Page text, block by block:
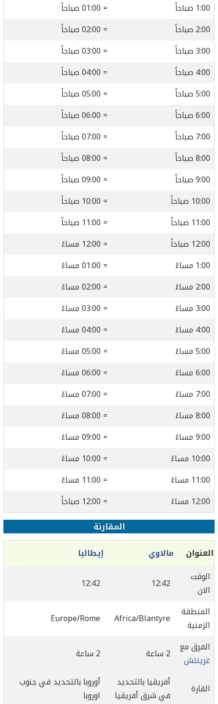
1:00 صباحاً
= 01:00 صباحاً
2:00 صباحاً
= 02:00 صباحاً
3:00 صباحاً
= 03:00 صباحاً
4:00 صباحاً
= 04:00 صباحاً
5:00 صباحاً
= 05:00 صباحاً
6:00 صباحاً
= 06:00 صباحاً
7:00 صباحاً
= 07:00 صباحاً
8:00 صباحاً
= 08:00 صباحاً
9:00 صباحاً
= 09:00 صباحاً
10:00 صباحاً
= 10:00 صباحاً
11:00 صباحاً
= 11:00 صباحاً
12:00 صباحاً
= 12:00 مساءً
1:00 مساءً
= 01:00 مساءً
2:00 مساءً
= 02:00 مساءً
3:00 مساءً
= 03:00 مساءً
4:00 مساءً
= 04:00 مساءً
5:00 مساءً
= 05:00 مساءً
6:00 مساءً
= 06:00 مساءً
7:00 مساءً
= 07:00 مساءً
8:00 مساءً
= 08:00 مساءً
9:00 مساءً
= 09:00 مساءً
10:00 مساءً
= 10:00 مساءً
11:00 مساءً
= 11:00 مساءً
12:00 مساءً
= 12:00 صباحاً
المقارنة
العنوان مالاوي
إيطاليا
الوقت
الان
12:42
12:42
المنطقة
الزمنية
Africa/Blantyre
Europe/Rome
الفرق مع
غرينتش
2 ساعة 2 ساعة
القارة
أفريقيا بالتحديد
في شرق أفريقيا
أوروبا بالتحديد في جنوب
اوروبا